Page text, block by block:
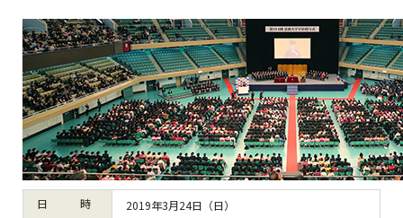
日 時
2019年3月24日（日）